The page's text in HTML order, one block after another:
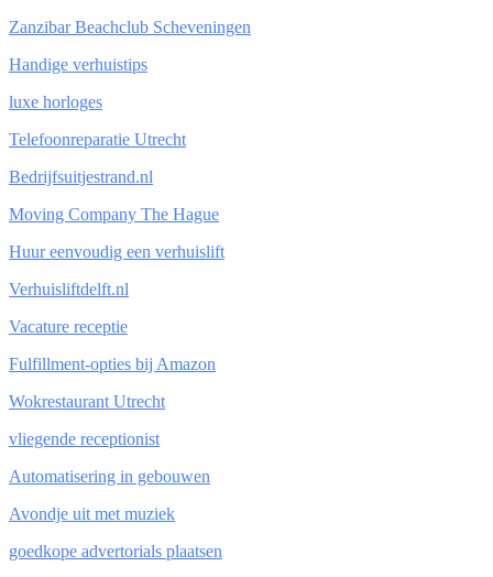
Zanzibar Beachclub Scheveningen
Handige verhuistips
luxe horloges
Telefoonreparatie Utrecht
Bedrijfsuitjestrand.nl
Moving Company The Hague
Huur eenvoudig een verhuislift
Verhuisliftdelft.nl
Vacature receptie
Fulfillment-opties bij Amazon
Wokrestaurant Utrecht
vliegende receptionist
Automatisering in gebouwen
Avondje uit met muziek
goedkope advertorials plaatsen